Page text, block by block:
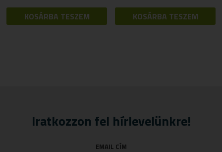
KOSÁRBA TESZEM KOSÁRBA TESZEM
Iratkozzon fel hírlevelünkre!
EMAIL CÍM